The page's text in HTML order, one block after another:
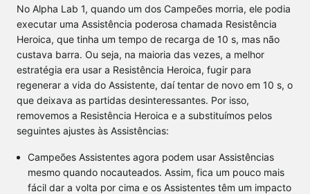
No Alpha Lab 1, quando um dos Campeões morria, ele podia
executar uma Assistência poderosa chamada Resistência
Heroica, que tinha um tempo de recarga de 10 s, mas não
custava barra. Ou seja, na maioria das vezes, a melhor
estratégia era usar a Resistência Heroica, fugir para
regenerar a vida do Assistente, daí tentar de novo em 10 s, o
que deixava as partidas desinteressantes. Por isso,
removemos a Resistência Heroica e a substituímos pelos
seguintes ajustes às Assistências:
Campeões Assistentes agora podem usar Assistências
mesmo quando nocauteados. Assim, fica um pouco mais
fácil dar a volta por cima e os Assistentes têm um impacto